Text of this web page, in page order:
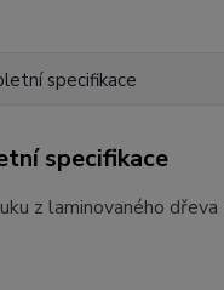
specifikace
specifikace
z laminovaného